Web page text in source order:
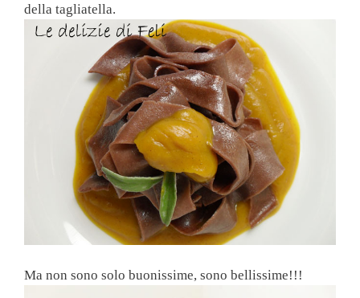
della tagliatella.
Ma non sono solo buonissime, sono bellissime!!!